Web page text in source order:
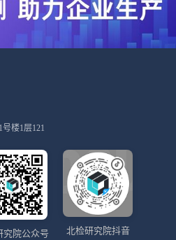
楼1层121
究院公众号 北检研究院抖音